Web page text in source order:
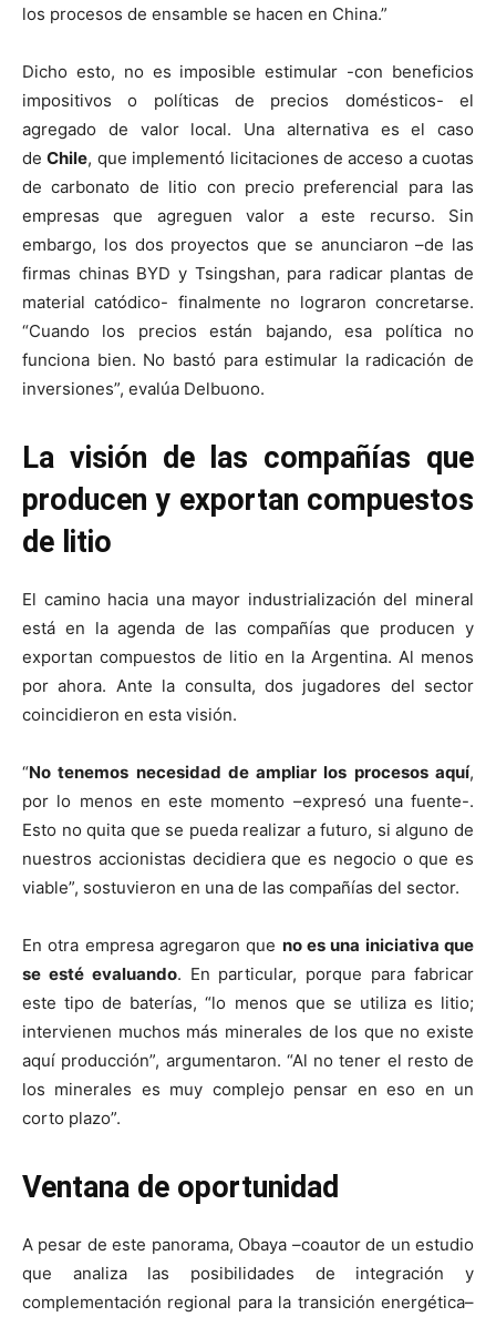
los procesos de ensamble se hacen en China.”
Dicho esto, no es imposible estimular -con beneficios
impositivos o políticas de precios domésticos- el
agregado de valor local. Una alternativa es el caso
deChile, que implementó licitaciones de acceso a cuotas
de carbonato de litio con precio preferencial para las
empresas que agreguen valor a este recurso. Sin
embargo, los dos proyectos que se anunciaron –de las
firmas chinas BYD y Tsingshan, para radicar plantas de
material catódico- finalmente no lograron concretarse.
“Cuando los precios están bajando, esa política no
funciona bien. No bastó para estimular la radicación de
inversiones”, evalúa Delbuono.
La visión de las compañías que
producen y exportan compuestos
de litio
El camino hacia una mayor industrialización del mineral
está en la agenda de las compañías que producen y
exportan compuestos de litio en la Argentina. Al menos
por ahora. Ante la consulta, dos jugadores del sector
coincidieron en esta visión.
“No tenemos necesidad de ampliar los procesos aquí,
por lo menos en este momento –expresó una fuente-.
Esto no quita que se pueda realizar a futuro, si alguno de
nuestros accionistas decidiera que es negocio o que es
viable”, sostuvieron en una de las compañías del sector.
En otra empresa agregaron que no es una iniciativa que
se esté evaluando. En particular, porque para fabricar
este tipo de baterías, “lo menos que se utiliza es litio;
intervienen muchos más minerales de los que no existe
aquí producción”, argumentaron. “Al no tener el resto de
los minerales es muy complejo pensar en eso en un
corto plazo”.
Ventana de oportunidad
A pesar de este panorama, Obaya –coautor de un estudio
que analiza las posibilidades de integración y
complementación regional para la transición energética–